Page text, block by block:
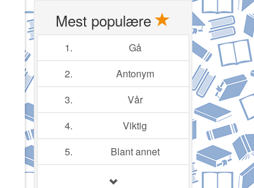
Mest populære
1.
Gå
2.
Antonym
3.
Vår
4.
Viktig
5.
Blant annet